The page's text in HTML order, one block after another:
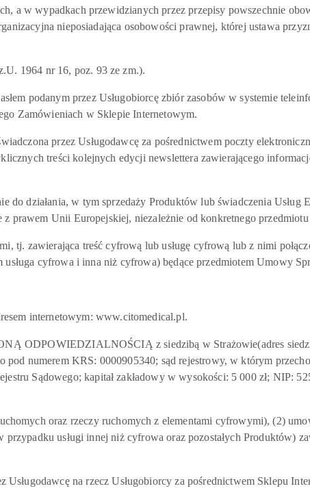
a w wypadkach przewidzianych przez przepisy powszechnie
nieposiadająca osobowości prawnej, której ustawa
1964 nr 16, poz. 93 ze zm.).
podanym przez Usługobiorcę zbiór zasobów w systemie
Zamówieniach w Sklepie Internetowym.
przez Usługodawcę za pośrednictwem poczty
treści kolejnych edycji newslettera zawierającego
działania, w tym sprzedaży Produktów lub świadczenia Usług
prawem Unii Europejskiej, niezależnie od konkretnego
tj. zawierająca treść cyfrową lub usługę cyfrową lub z nimi
cyfrowa i inna niż cyfrowa) będące przedmiotem Umowy
internetowym: www.citomedical.pl.
z siedzibą w Strażowie(adres
numerem KRS: 0000905340; sąd rejestrowy, w którym
Sądowego; kapitał zakładowy w wysokości: 5 000 zł; NIP:
oraz rzeczy ruchomych z elementami cyfrowymi), (2)
usługi innej niż cyfrowa oraz pozostałych Produktów)
na rzecz Usługobiorcy za pośrednictwem Sklepu